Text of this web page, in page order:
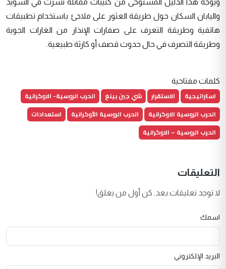
واليابان السكان حول طريقة العثور على ملاجئ باستخدام تطبيقات
هاتفية وطريقة التعرف على صفارات الإنذار من الغارات الجوية
وطريقة التصرف في حال حدوث قصف أو كارثة طبيعية.
كلمات مفتاحية
استراتيجية الاستقرار شي جين بينغ
الحرب الروسية- الاوكرانية
الحرب الروسية الاوكرانية
الحرب الروسية الأوكرانية
استعدادات
الحرب الروسية – الاوكرانية
التعليقات
لا توجد تعليقات بعد. كن أول من يعلق!
اسمك
البريد الإلكتروني